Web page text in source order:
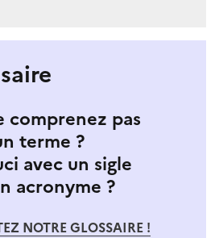
comprenez pas
terme ?
avec un sigle
acronyme ?
NOTRE GLOSSAIRE !